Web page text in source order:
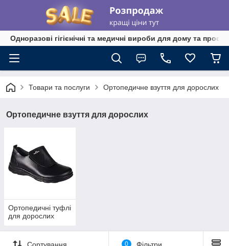
Одноразові гігієнічні та медичні вироби для дому та
Товари та послуги Ортопедичне взуття для дорослих
Ортопедичне взуття для дорослих
Ортопедичні туфлі
для дорослих
Сортування 0 Фільтри